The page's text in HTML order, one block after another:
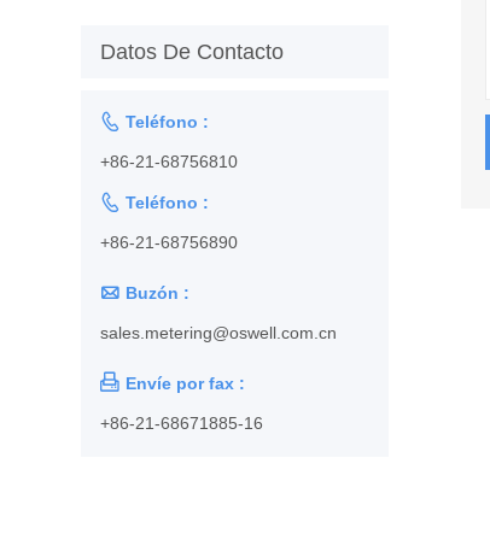
Datos De Contacto
 Teléfono :
+86-21-68756810
 Teléfono :
+86-21-68756890
 Buzón :
sales.metering@oswell.com.cn
 Envíe por fax :
+86-21-68671885-16